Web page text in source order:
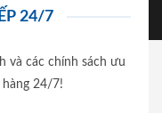
24/7
và các chính sách ưu
24/7!